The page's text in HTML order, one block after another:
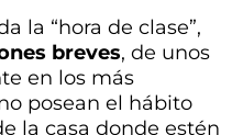
la “hora de clase”,
breves, de unos
en los más
posean el hábito
la casa donde estén